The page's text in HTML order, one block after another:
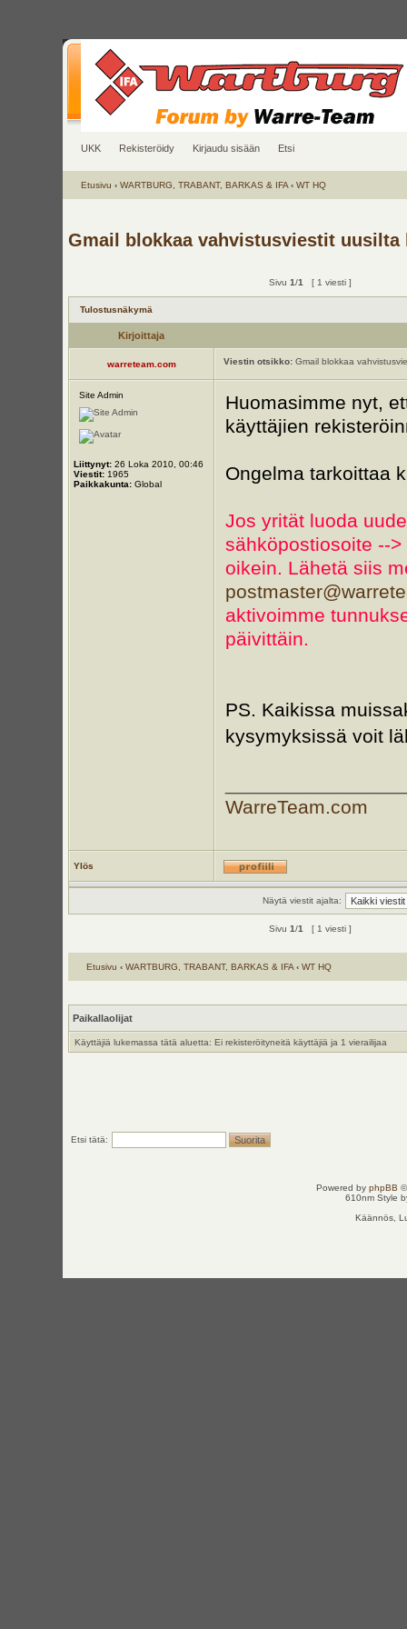
UKK Rekisteröidy Kirjaudu sisään Etsi
Etusivu ‹ WARTBURG, TRABANT, BARKAS & IFA ‹ WT HQ
Gmail blokkaa vahvistusviestit uusilta
Sivu 1/1 [ 1 viesti ]
Tulostusnäkymä
Kirjoittaja
warreteam.com Viestin otsikko:Gmail blokkaa
Site Admin
Liittynyt:26 Loka 2010, 00:46
Viestit:1965
Paikkakunta:Global
Huomasimme nyt,
käyttäjien
Ongelma tarkoittaa
Jos yrität luoda
sähköpostiosoite --
oikein. Lähetä siis
aktivoimme
päivittäin.
PS. Kaikissa
kysymyksissä voit
WarreTeam.com
Ylös
Näytä viestit ajalta:
Sivu 1/1 [ 1 viesti ]
Etusivu ‹ WARTBURG, TRABANT, BARKAS & IFA ‹ WT HQ
Paikallaolijat
Käyttäjiä lukemassa tätä aluetta: Ei rekisteröityneitä käyttäjiä ja 1 vierailijaa
Etsi tätä:
Powered by phpBB
610nm Style
Käännös,